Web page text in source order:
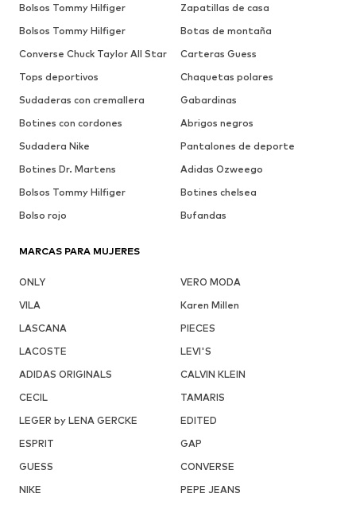
Bolsos Tommy Hilfiger
Zapatillas de casa
Bolsos Tommy Hilfiger
Botas de montaña
Converse Chuck Taylor All Star
Carteras Guess
Tops deportivos
Chaquetas polares
Sudaderas con cremallera
Gabardinas
Botines con cordones
Abrigos negros
Sudadera Nike
Pantalones de deporte
Botines Dr. Martens
Adidas Ozweego
Bolsos Tommy Hilfiger
Botines chelsea
Bolso rojo
Bufandas
MARCAS PARA MUJERES
ONLY
VERO MODA
VILA
Karen Millen
LASCANA
PIECES
LACOSTE
LEVI'S
ADIDAS ORIGINALS
CALVIN KLEIN
CECIL
TAMARIS
LEGER by LENA GERCKE
EDITED
ESPRIT
GAP
GUESS
CONVERSE
NIKE
PEPE JEANS